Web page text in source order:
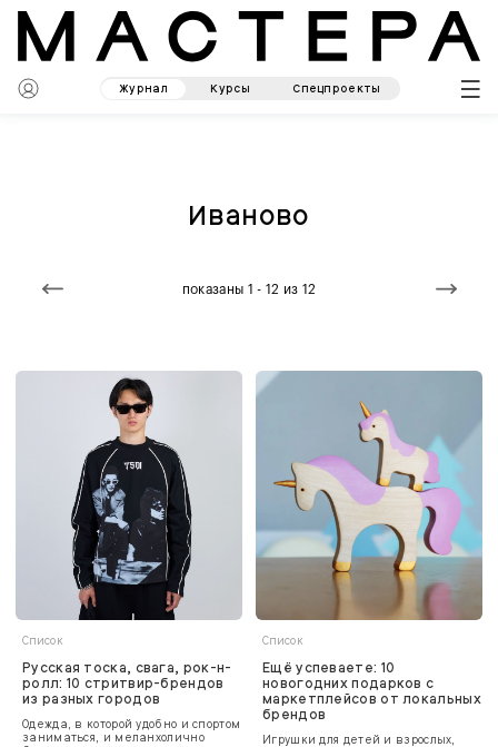
Журнал Курсы Спецпроекты
Иваново
показаны 1 - 12 из 12
Список
Русская тоска, свага, рок-н-
ролл: 10 стритвир-брендов
из разных городов
Одежда, в которой удобно и спортом
заниматься, и меланхолично
Список
Ещё успеваете: 10
новогодних подарков с
маркетплейсов от локальных
брендов
Игрушки для детей и взрослых,